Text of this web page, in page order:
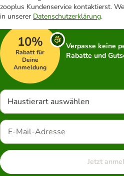
zooplus Kundenservice kontaktierst.
in unserer Datenschutzerklärung.
10%
Rabatt für
Deine
Anmeldung
Verpasse keine
Rabatte und
Haustierart auswählen
Jetzt